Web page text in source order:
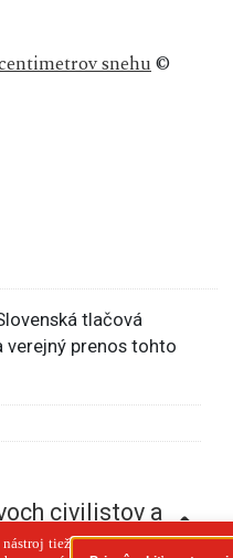
snehu©
tlačová
verejný prenos tohto
civilistov a